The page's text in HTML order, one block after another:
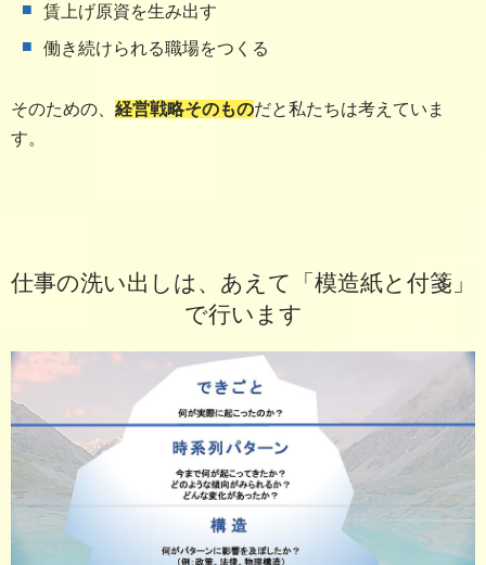
賃上げ原資を生み出す
働き続けられる職場をつくる
そのための、 経営戦略そのものだと私たちは考えていま
す。
仕事の洗い出しは、あえて「模造紙と付箋」
で行います